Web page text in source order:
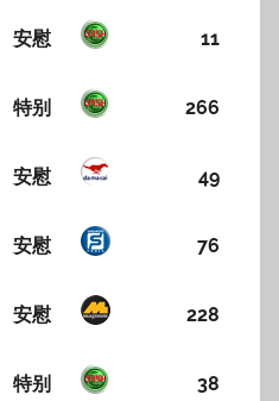
安慰 11
特别 266
安慰 49
安慰 76
安慰 228
特别 38